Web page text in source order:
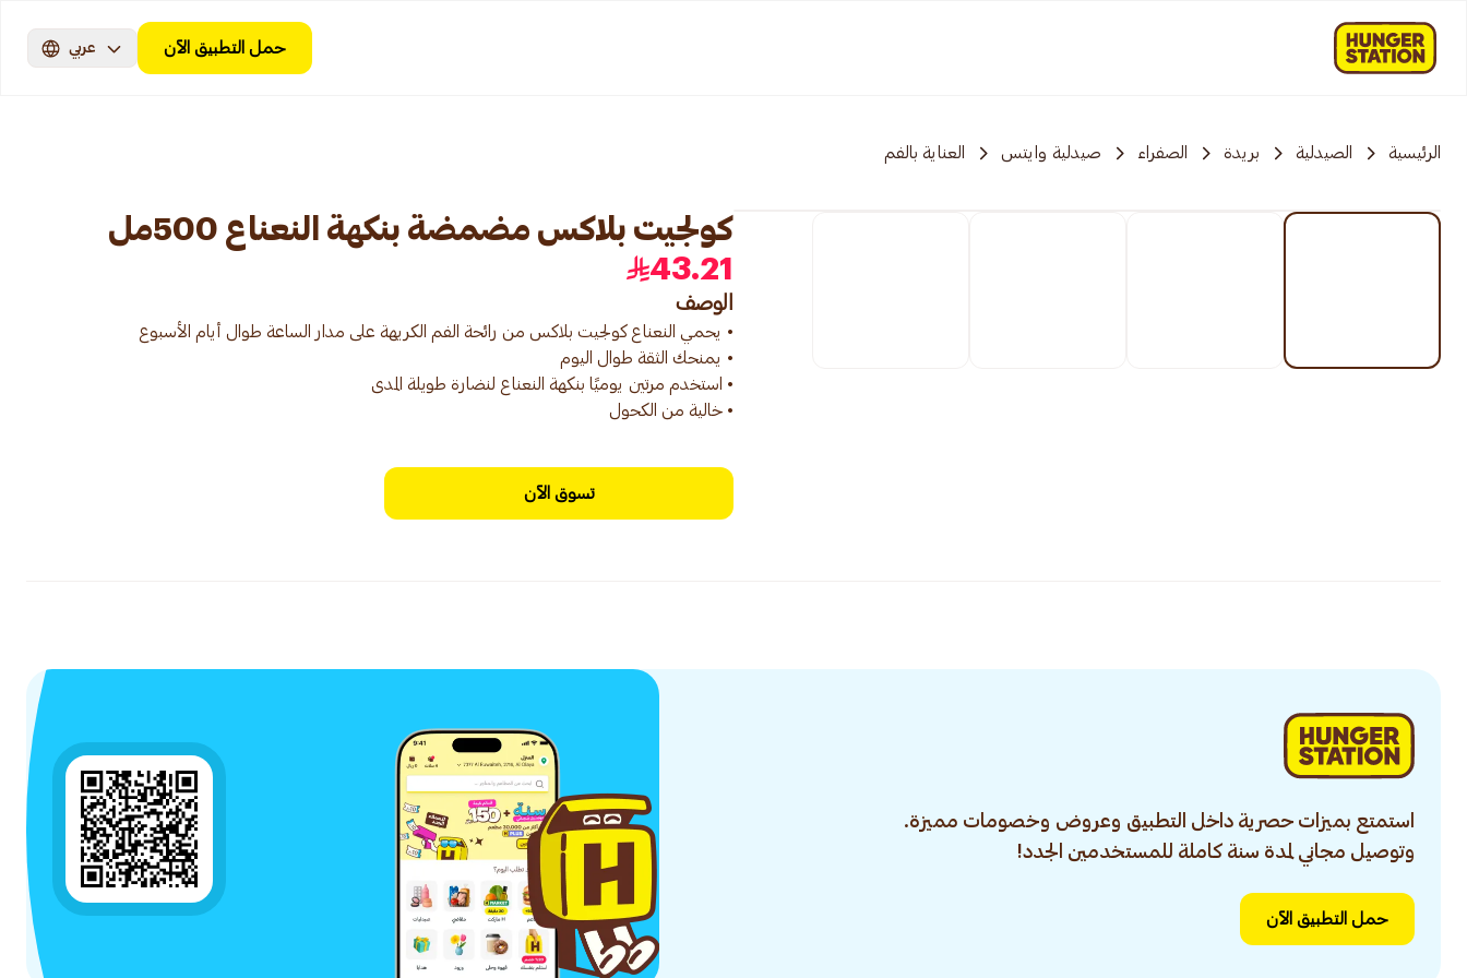
حمل التطبيق الآن عربي
الرئيسية الصيدلية بريدة الصفراء صيدلية وايتس العناية بالفم
كولجيت بلاكس مضمضة بنكهة النعناع 500مل
43.21
الوصف
• خالية من الكحول
تسوق الآن
استمتع بميزات حصرية داخل التطبيق وعروض وخصومات مميزة.
وتوصيل مجاني لمدة سنة كاملة للمستخدمين الجدد!
حمل التطبيق الآن